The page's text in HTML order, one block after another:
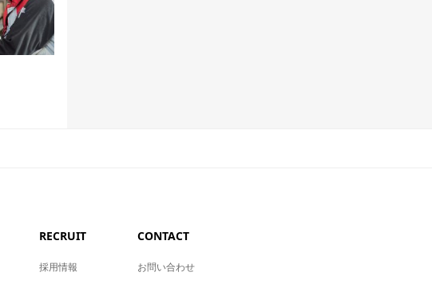
RECRUIT
採用情報
CONTACT
お問い合わせ